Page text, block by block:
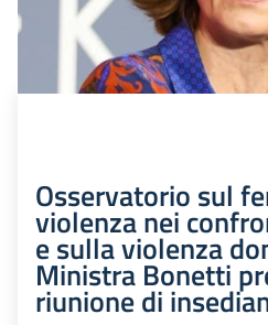
Osservatorio sul
violenza nei
e sulla violenza
Ministra Bonetti
riunione di